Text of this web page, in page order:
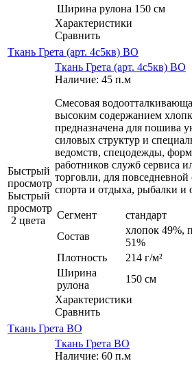
Ширина рулона 150 см
Характеристики
Сравнить
Ткань Грета (арт. 4с5кв) ВО
Быстрый
просмотр
Быстрый
просмотр
2 цвета
Ткань Грета (арт. 4с5кв) ВО
Наличие: 45 п.м
Смесовая
высоким содержанием
предназначена для пошива
силовых структур и
ведомств, спецодежды,
работников служб сервиса
торговли, для
спорта и отдыха, рыбалки и
Сегмент
стандарт
Состав
хлопок 49%,
51%
Плотность
214 г/м²
Ширина
рулона
150 см
Характеристики
Сравнить
Ткань Грета ВО
Ткань Грета ВО
Наличие: 60 п.м